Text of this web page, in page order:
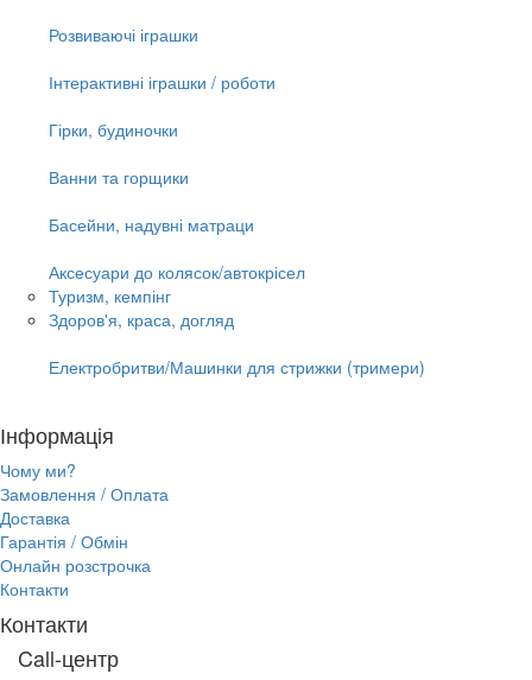
Розвиваючі іграшки
Інтерактивні іграшки / роботи
Гірки, будиночки
Ванни та горщики
Басейни, надувні матраци
Аксесуари до колясок/автокрісел
Туризм, кемпінг
Здоров'я, краса, догляд
Електробритви/Машинки для стрижки (тримери)
Інформація
Чому ми?
Замовлення / Оплата
Доставка
Гарантія / Обмін
Онлайн розстрочка
Контакти
Контакти
Call-центр